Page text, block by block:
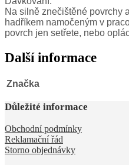
Na silně znečištěné povrchy
hadříkem namočeným v
povrch jen setřete, nebo
Další informace
Značka
Důležité informace
Obchodní podmínky
Reklamační řád
Storno objednávky